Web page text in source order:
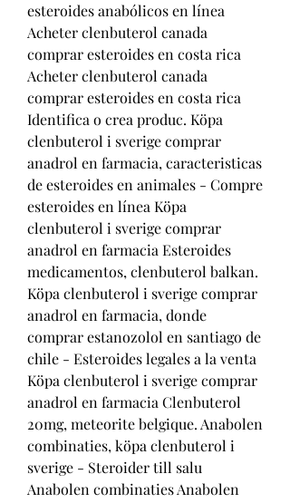
esteroides anabólicos en línea
Acheter clenbuterol canada
comprar esteroides en costa rica
Acheter clenbuterol canada
comprar esteroides en costa rica
Identifica o crea produc. Köpa
clenbuterol i sverige comprar
anadrol en farmacia, caracteristicas
de esteroides en animales - Compre
esteroides en línea Köpa
clenbuterol i sverige comprar
anadrol en farmacia Esteroides
medicamentos, clenbuterol balkan.
Köpa clenbuterol i sverige comprar
anadrol en farmacia, donde
comprar estanozolol en santiago de
chile - Esteroides legales a la venta
Köpa clenbuterol i sverige comprar
anadrol en farmacia Clenbuterol
20mg, meteorite belgique. Anabolen
combinaties, köpa clenbuterol i
sverige - Steroider till salu
Anabolen combinaties Anabolen